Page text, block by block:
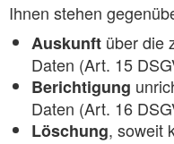
Ihnen stehen
Auskunft über die
Daten (Art. 15
Berichtigung
Daten (Art. 16
Löschung, soweit